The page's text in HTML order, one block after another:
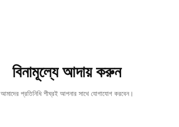
বিনামূল্যে আদায় করুন
আমাদের প্রতিনিধি শীঘ্রই আপনার সাথে যোগাযোগ করবেন।